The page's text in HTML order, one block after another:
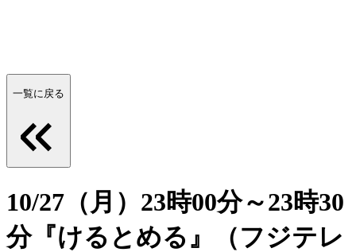
一覧に戻る
10/27（月）23時00分～23時30
分『けるとめる』（フジテレ